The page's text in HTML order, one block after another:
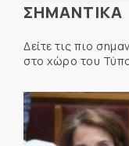
ΣΗΜΑΝΤΙΚΑ
Δείτε τις πιο
στο χώρο του